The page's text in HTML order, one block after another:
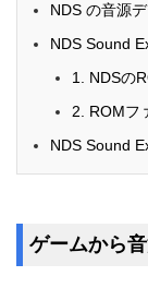
NDS の音源
NDS Sound
1. NDSの
2. ROMフ
NDS Sound
ゲームから